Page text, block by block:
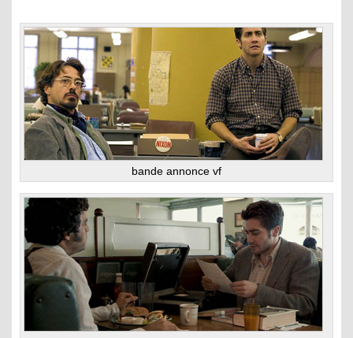
bande annonce vf